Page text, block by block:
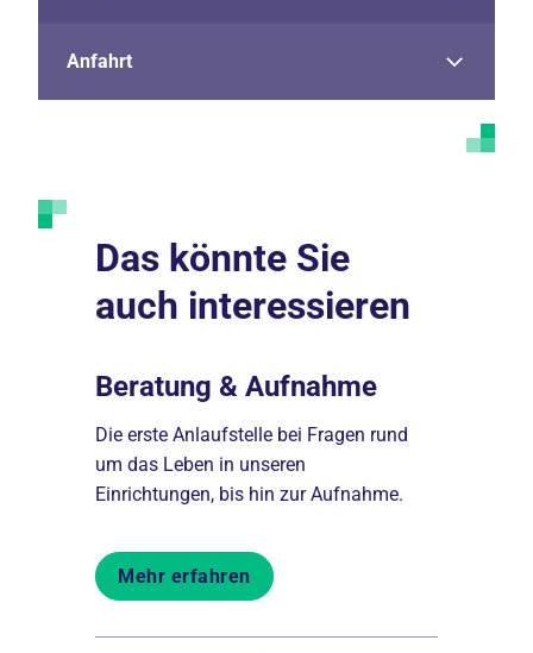
Anfahrt
Das könnte Sie
auch interessieren
Beratung & Aufnahme
Die erste Anlaufstelle bei Fragen rund
um das Leben in unseren
Einrichtungen, bis hin zur Aufnahme.
Mehr erfahren